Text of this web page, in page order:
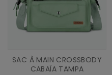
SAC À MAIN CROSSBODY
CABAÏA TAMPA